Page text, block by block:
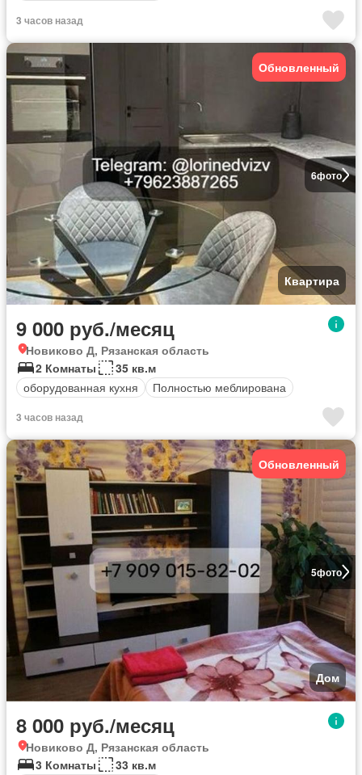
3 часов назад
6фото
Обновленный
Квартира
9 000 руб./месяц
Новиково Д, Рязанская область
2 Комнаты
35 кв.м
оборудованная кухня
Полностью меблирована
3 часов назад
5фото
Обновленный
Дом
8 000 руб./месяц
Новиково Д, Рязанская область
3 Комнаты
33 кв.м